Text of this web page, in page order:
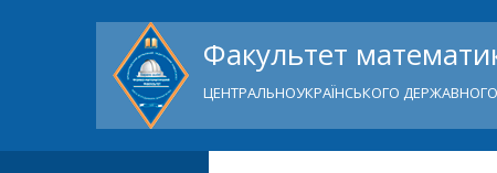
Факультет
ЦЕНТРАЛЬНОУКРАЇНСЬКОГО